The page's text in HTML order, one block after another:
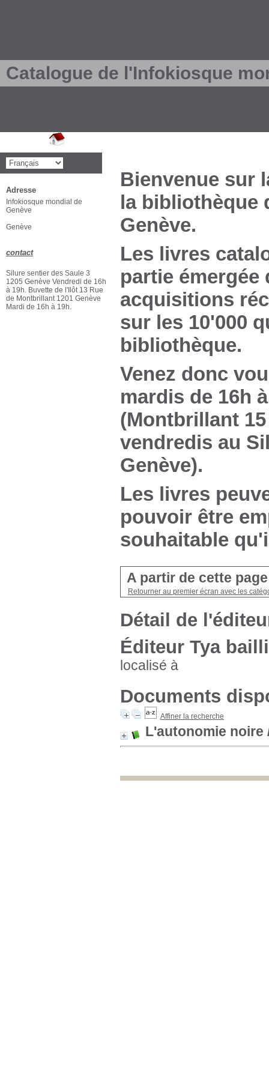
Catalogue de l'Infokiosque
Bienvenue sur
la bibliothèque
Genève.
Les livres
partie
acquisitions
sur les 10'000
bibliothèque.
Venez donc
mardis de 16h
(Montbrillant
vendredis au
Genève).
Les livres
pouvoir être
souhaitable
A partir de cette
Retourner au premier écran avec les
Détail de
Éditeur Tya
localisé à
Documents
Affiner la recherche
L'autonomie noire
Adresse
Infokiosque mondial de
Genève
Genève
contact
Silure sentier des Saule 3
1205 Genève Vendredi de 16h
à 19h. Buvette de l'Ilôt 13 Rue
de Montbrillant 1201 Genève
Mardi de 16h à 19h.